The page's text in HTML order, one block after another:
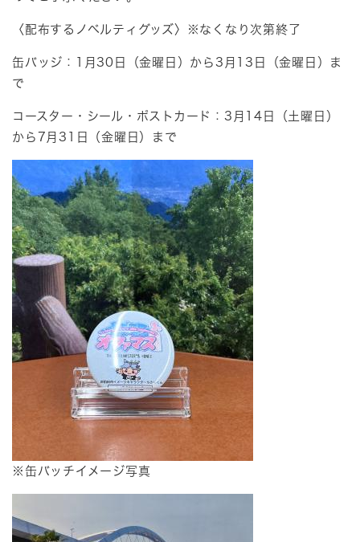
〈配布するノベルティグッズ〉※なくなり次第終了
缶バッジ：1月30日（金曜日）から3月13日（金曜日）ま
で
コースター・シール・ポストカード：3月14日（土曜日）
から7月31日（金曜日）まで
※缶バッチイメージ写真